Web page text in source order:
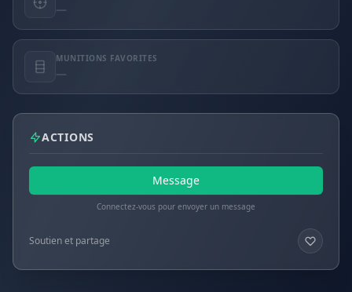
—
MUNITIONS FAVORITES
—
ACTIONS
Message
Connectez-vous pour envoyer un message
Soutien et partage